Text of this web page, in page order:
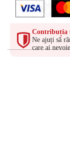
Contribuția
Ne ajuți să
care ai nevoie